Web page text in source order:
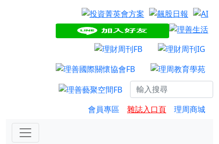
會員專區 雜誌入口頁 理周商城